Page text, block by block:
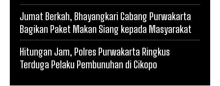
Jumat Berkah, Bhayangkari Cabang Purwakarta
Bagikan Paket Makan Siang kepada Masyarakat
Hitungan Jam, Polres Purwakarta Ringkus
Terduga Pelaku Pembunuhan di Cikopo